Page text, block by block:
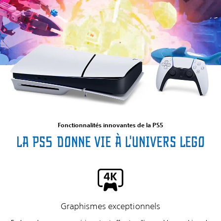
Fonctionnalités innovantes de la PS5
La PS5 donne vie à l'univers LEGO
Graphismes exceptionnels